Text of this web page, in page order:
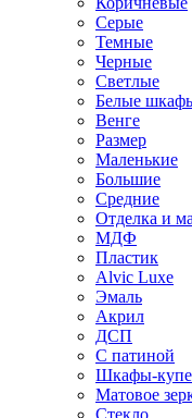
Серые
Темные
Черные
Светлые
Белые
Венге
Размер
Маленькие
Большие
Средние
Отделка и
МДФ
Пластик
Alvic Luxe
Эмаль
Акрил
ДСП
С патиной
Шкафы-купе
Матовое
Стекло